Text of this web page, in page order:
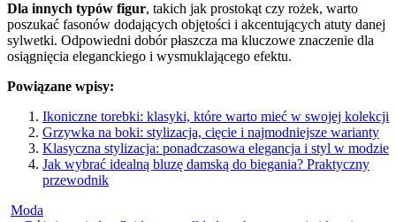
Dla innych typów figur, takich jak prostokąt czy rożek, warto
poszukać fasonów dodających objętości i akcentujących atuty danej
sylwetki. Odpowiedni dobór płaszcza ma kluczowe znaczenie dla
osiągnięcia eleganckiego i wysmuklającego efektu.
Powiązane wpisy:
Ikoniczne torebki: klasyki, które warto mieć w swojej kolekcji
Grzywka na boki: stylizacja, cięcie i najmodniejsze warianty
Klasyczna stylizacja: ponadczasowa elegancja i styl w modzie
Jak wybrać idealną bluzę damską do biegania? Praktyczny
przewodnik
Moda